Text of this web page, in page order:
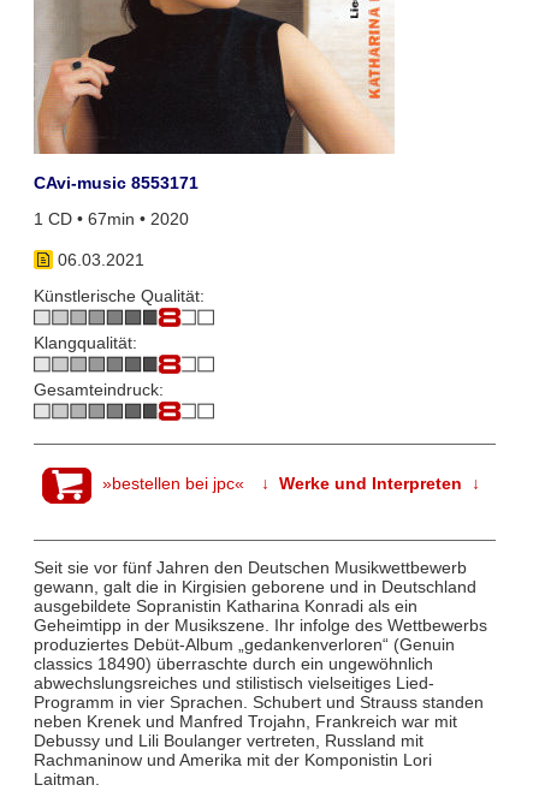
CAvi-music 8553171
1 CD • 67min • 2020
06.03.2021
Künstlerische Qualität:
Klangqualität:
Gesamteindruck:
»bestellen bei jpc« ↓ Werke und Interpreten ↓
Seit sie vor fünf Jahren den Deutschen Musikwettbewerb
gewann, galt die in Kirgisien geborene und in Deutschland
ausgebildete Sopranistin Katharina Konradi als ein
Geheimtipp in der Musikszene. Ihr infolge des Wettbewerbs
produziertes Debüt-Album „gedankenverloren“ (Genuin
classics 18490) überraschte durch ein ungewöhnlich
abwechslungsreiches und stilistisch vielseitiges Lied-
Programm in vier Sprachen. Schubert und Strauss standen
neben Krenek und Manfred Trojahn, Frankreich war mit
Debussy und Lili Boulanger vertreten, Russland mit
Rachmaninow und Amerika mit der Komponistin Lori
Laitman.